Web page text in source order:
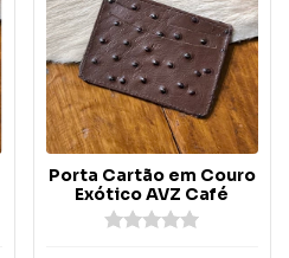
Porta Cartão em Couro
Exótico AVZ Café